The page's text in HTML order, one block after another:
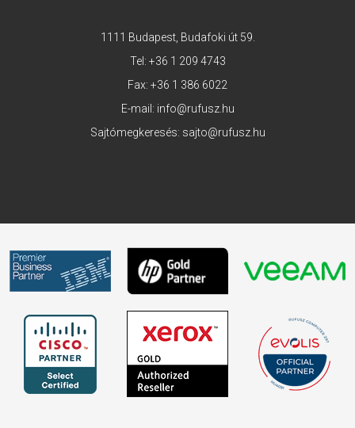
1111 Budapest, Budafoki út 59.
Tel: +36 1 209 4743
Fax: +36 1 386 6022
E-mail: info@rufusz.hu
Sajtómegkeresés: sajto@rufusz.hu